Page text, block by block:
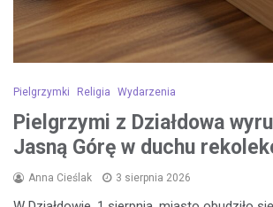
Pielgrzymki Religia Wydarzenia
Pielgrzymi z Działdowa
Jasną Górę w duchu
Anna Cieślak 3 sierpnia 2026